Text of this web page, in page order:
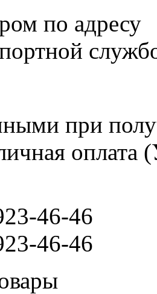
по адресу
при
46-46
46-46